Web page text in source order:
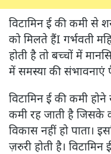
विटामिन ई की कमी से
को मिलते हैंI गर्भवती
होती है तो बच्चों में
में समस्या की संभावनाएं
विटामिन ई की कमी
कमी रह जाती है
विकास नहीं हो पाता।
ज़रुरी होती है। विटामिन